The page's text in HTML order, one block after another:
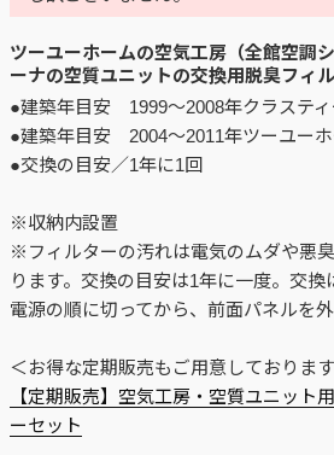
ツーユーホームの空気工房（全館空調
ーナの空質ユニットの交換用脱臭フィル
●建築年目安 1999～2008年クラスティ
●建築年目安 2004～2011年ツーユー
●交換の目安／1年に1回
※収納内設置
※フィルターの汚れは電気のムダや悪
ります。交換の目安は1年に一度。交換
電源の順に切ってから、前面パネルを外
＜お得な定期販売もご用意しておりま
【定期販売】空気工房・空質ユニッ
ーセット